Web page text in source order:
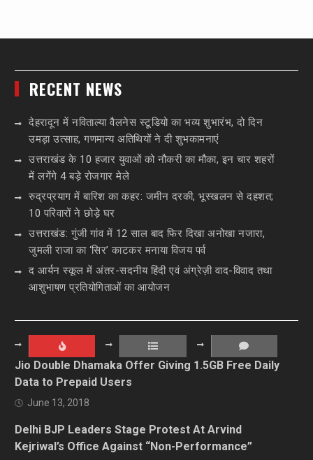
RECENT NEWS
देहरादून में नविताल्या वैलनेस स्टूडियो का भव्य शुभारंभ, दो दिन
उमड़ा उत्साह, गणमान्य अतिथियों ने दी शुभकामनाएं
उत्तराखंड के 10 हजार युवाओं को नौकरी का मौका, इन चार शहरों
में लगेंगे 4 बड़े रोजगार मेले
रुद्रप्रयाग में बारिश का कहर: जमीन दरकी, भूस्खलन से दहशत;
10 परिवारों ने छोड़े घर
उत्तराखंड: गुंजी गांव में 12 साल बाद फिर दिखा अनोखा नजारा,
जुमली राजा का ‘सिर’ काटकर मनाया विजय पर्व
द आर्यन स्कूल में अंतर-सदनीय हिंदी एवं अंग्रेज़ी वाद-विवाद तथा
आशुभाषण प्रतियोगिताओं का आयोजन
Jio Double Dhamaka Offer Giving 1.5GB Free Daily
Data to Prepaid Users
June 13, 2018
Delhi BJP Leaders Stage Protest At Arvind
Kejriwal’s Office Against “Non-Performance”